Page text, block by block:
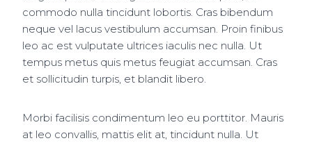
commodo nulla tincidunt lobortis. Cras bibendum
neque vel lacus vestibulum accumsan. Proin finibus
leo ac est vulputate ultrices iaculis nec nulla. Ut
tempus metus quis metus feugiat accumsan. Cras
et sollicitudin turpis, et blandit libero.
Morbi facilisis condimentum leo eu porttitor. Mauris
at leo convallis, mattis elit at, tincidunt nulla. Ut